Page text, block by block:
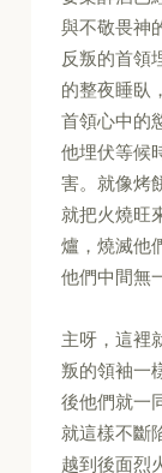
與不敬畏神
反叛的首領
的整夜睡臥
首領心中的
他埋伏等候
害。就像烤
就把火燒旺
爐，燒滅他
他們中間無
主呀，這裡
叛的領袖一
後他們就一
就這樣不斷
越到後面烈